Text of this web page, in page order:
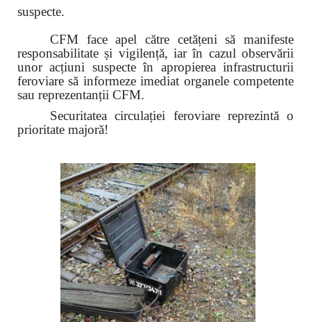
suspecte.
CFM face apel către cetățeni să manifeste
responsabilitate și vigilență, iar în cazul observării
unor acțiuni suspecte în apropierea infrastructurii
feroviare să informeze imediat organele competente
sau reprezentanții CFM.
Securitatea circulației feroviare reprezintă o
prioritate majoră!